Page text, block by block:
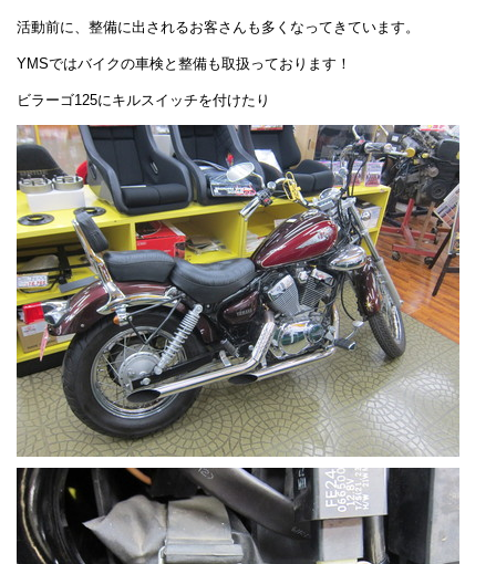
活動前に、整備に出されるお客さんも多くなってきています。
YMSではバイクの車検と整備も取扱っております！
ビラーゴ125にキルスイッチを付けたり